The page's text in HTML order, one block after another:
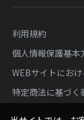
利用規約
個人情報保護基本
WEBサイトにお
特定商法に基づく